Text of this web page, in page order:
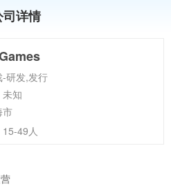
司详情
研发,发行
知
市
49人